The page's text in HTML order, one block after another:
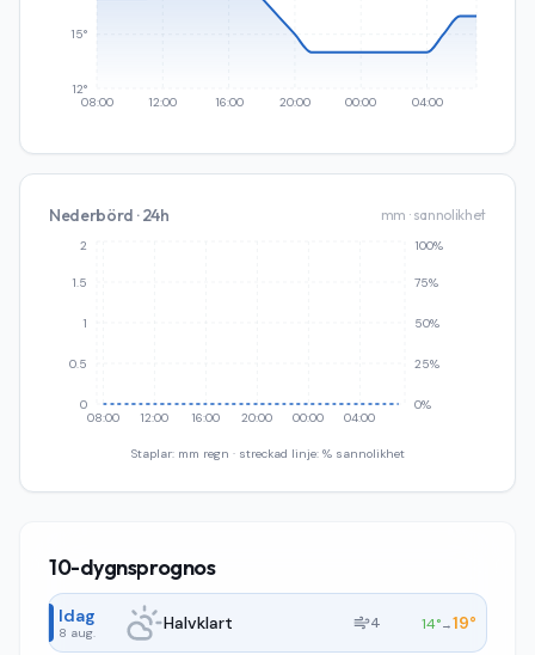
08:00 12:00 16:00 20:00 00:00 04:00
12°
15°
Nederbörd · 24h mm · sannolikhet
08:00 12:00 16:00 20:00 00:00 04:00
0
0.5
1
1.5
2
0%
25%
50%
75%
100%
Staplar: mm regn · streckad linje: % sannolikhet
10-dygnsprognos
Idag
8 aug. Halvklart 4 14°→19°